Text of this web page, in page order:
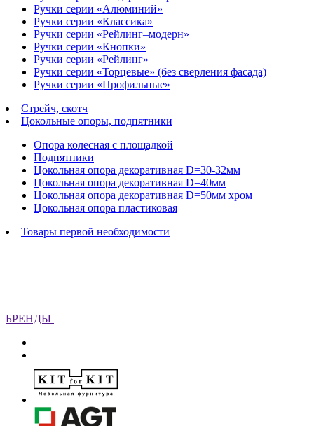
Ручки серии «Алюминий»
Ручки серии «Классика»
Ручки серии «Рейлинг–модерн»
Ручки серии «Кнопки»
Ручки серии «Рейлинг»
Ручки серии «Торцевые» (без сверления фасада)
Ручки серии «Профильные»
Стрейч, скотч
Цокольные опоры, подпятники
Опора колесная с площадкой
Подпятники
Цокольная опора декоративная D=30-32мм
Цокольная опора декоративная D=40мм
Цокольная опора декоративная D=50мм хром
Цокольная опора пластиковая
Товары первой необходимости
БРЕНДЫ